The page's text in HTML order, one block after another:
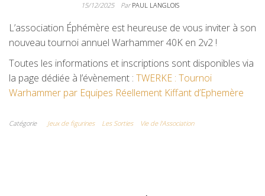
15/12/2025 ParPAUL LANGLOIS
L’association Éphémère est heureuse de vous inviter à son
nouveau tournoi annuel Warhammer 40K en 2v2 !
Toutes les informations et inscriptions sont disponibles via
la page dédiée à l’évènement : TWERKE : Tournoi
Warhammer par Equipes Réellement Kiffant d’Ephemère
Catégorie Jeux de figurines Les Sorties Vie de l'Association